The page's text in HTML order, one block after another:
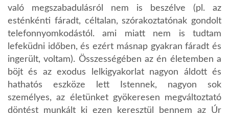
való megszabadulásról nem is beszélve (pl. az
esténkénti fáradt, céltalan, szórakoztatónak gondolt
telefonnyomkodástól. ami miatt nem is tudtam
lefeküdni időben, és ezért másnap gyakran fáradt és
ingerült, voltam). Összességében az én életemben a
böjt és az exodus lelkigyakorlat nagyon áldott és
hathatós eszköze lett Istennek, nagyon sok
személyes, az életünket gyökeresen megváltoztató
döntést munkált ki ezen keresztül bennem az Úr